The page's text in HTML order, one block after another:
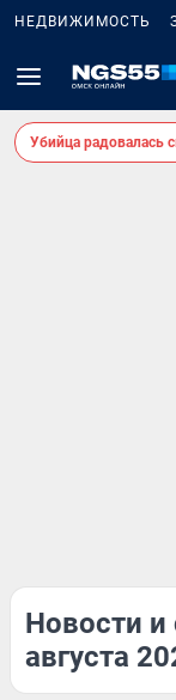
НЕДВИЖИМОСТЬ
Убийца радовалась
Новости и
августа